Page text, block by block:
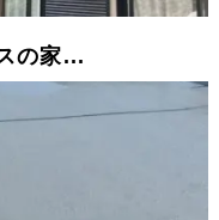
の家...